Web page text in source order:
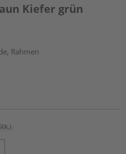
Kiefer grün
Rahmen